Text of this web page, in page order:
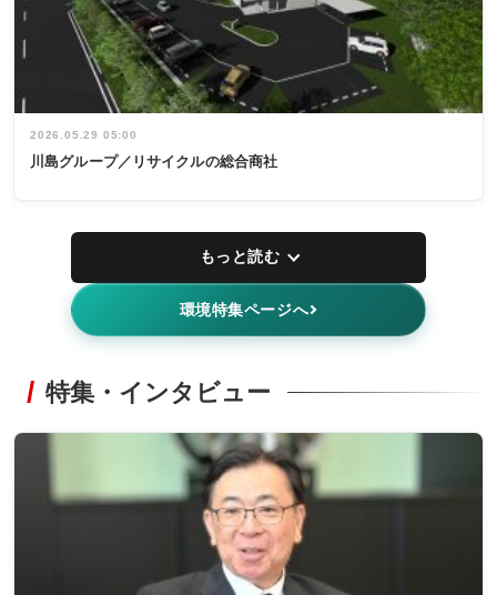
2026.05.29 05:00
川島グループ／リサイクルの総合商社
もっと読む
環境特集ページへ
特集・インタビュー